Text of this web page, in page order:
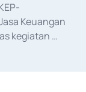
Keuangan
kegiatan